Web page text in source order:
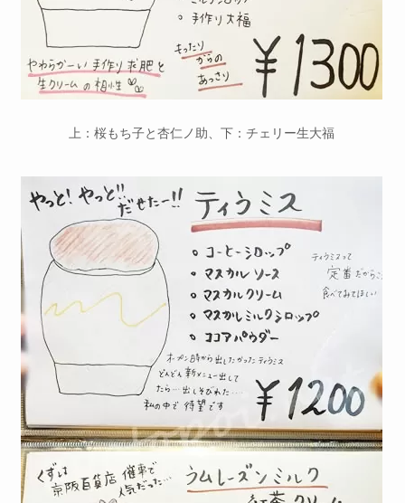
上：桜もち子と杏仁ノ助、下：チェリー生大福